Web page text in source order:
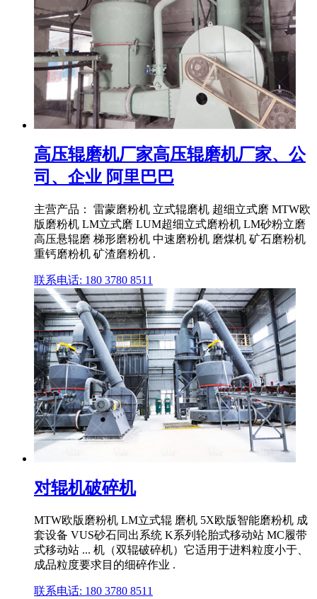
高压辊磨机厂家高压辊磨机厂家、公
司、企业 阿里巴巴
主营产品： 雷蒙磨粉机 立式辊磨机 超细立式磨 MTW欧
版磨粉机 LM立式磨 LUM超细立式磨粉机 LM砂粉立磨
高压悬辊磨 梯形磨粉机 中速磨粉机 磨煤机 矿石磨粉机
重钙磨粉机 矿渣磨粉机 .
联系电话: 180 3780 8511
对辊机破碎机
MTW欧版磨粉机 LM立式辊 磨机 5X欧版智能磨粉机 成
套设备 VUS砂石同出系统 K系列轮胎式移动站 MC履带
式移动站 ... 机（双辊破碎机）它适用于进料粒度小于、
成品粒度要求目的细碎作业 .
联系电话: 180 3780 8511